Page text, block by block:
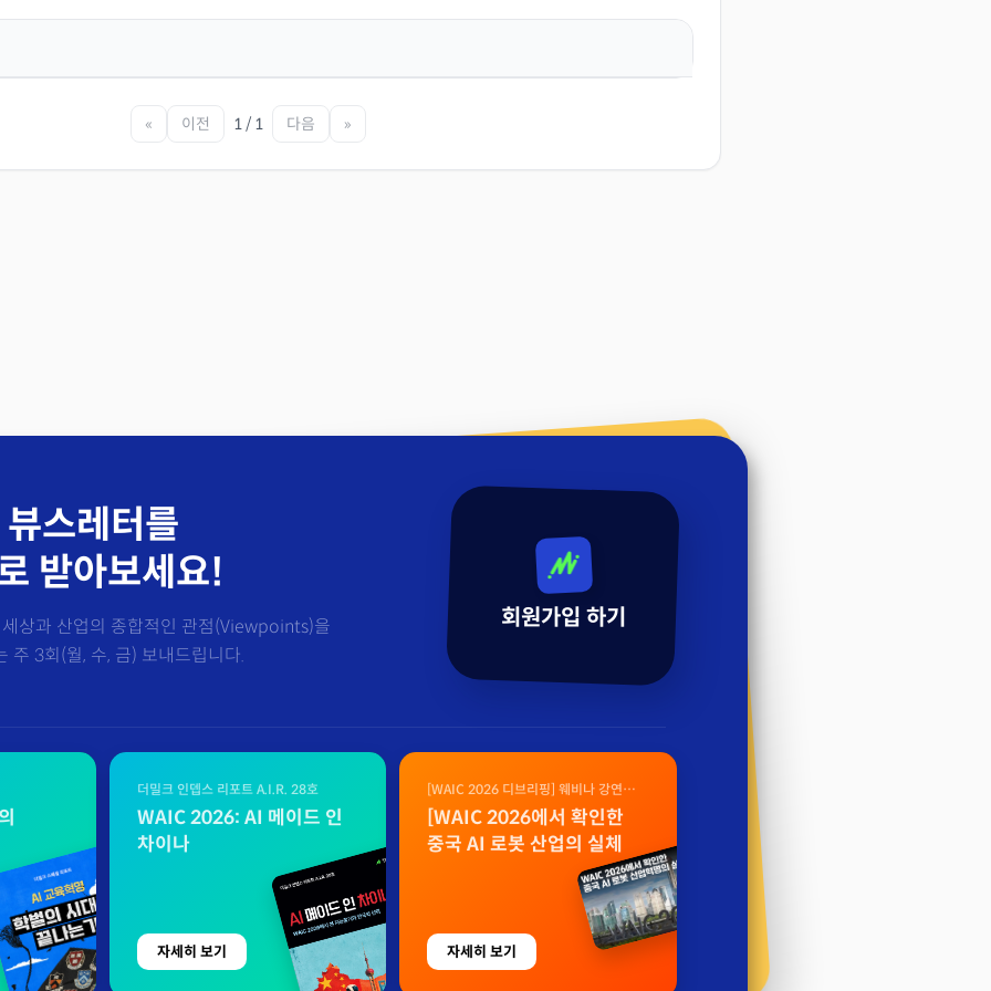
« 이전 1 / 1 다음 »
스레터를
받아보세요!
상과 산업의 종합적인 관점(Viewpoints)을
주 3회(월, 수, 금) 보내드립니다.
회원가입 하기
더밀크 인뎁스 리포트 A.I.R. 28호
WAIC 2026: AI 메이드 인
차이나
자세히 보기
[WAIC 2026 디브리핑] 웨비나 강연
자료
[WAIC 2026에서 확인한
중국 AI 로봇 산업의 실체
자세히 보기